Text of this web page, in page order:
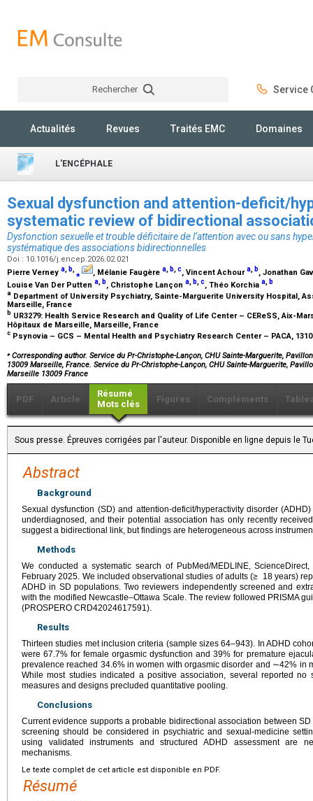
Rechercher Service
Actualités Revues Traités EMC Domaines
L'ENCÉPHALE
Sexual dysfunction and attention-deficit/
systematic review of bidirectional
Dysfonction sexuelle et trouble déficitaire de l’attention avec ou sans
systématique des associations bidirectionnelles
Doi : 10.1016/j.encep.2026.02.021
Pierre Verney a, b,⁎ , Mélanie Faugère a, b,c, Vincent Achoura, b, Jonathan
Louise Van Der Putten a b, Christophe Lançon a b c, Théo Korchia a b
a Department of University Psychiatry, Sainte-Marguerite University Hospital,
Marseille, France
b UR3279: Health Service Research and Quality of Life Center – CEReSS, Aix-
Hôpitaux de Marseille, Marseille, France
c Psynovia – GCS – Mental Health and Psychiatry Research Center – PACA,
⁎Corresponding author. Service du Pr-Christophe-Lançon, CHU Sainte-Marguerite,
13009 Marseille, France. Service du Pr-Christophe-Lançon, CHU Sainte-Marguerite,
Marseille 13009 France
PDF Article
Résumé
Mots clés
Figures Compléments
Sous presse. Épreuves corrigées par l'auteur. Disponible en ligne depuis le
Abstract
Background
Sexual dysfunction (SD) and attention-deficit/hyperactivity disorder
underdiagnosed, and their potential association has only recently
suggest a bidirectional link, but findings are heterogeneous across
Methods
We conducted a systematic search of PubMed/MEDLINE,
February 2025. We included observational studies of adults (≥ 18 years)
ADHD in SD populations. Two reviewers independently screened and
with the modified Newcastle–Ottawa Scale. The review followed PRISMA
(PROSPERO CRD42024617591).
Results
Thirteen studies met inclusion criteria (sample sizes 64–943). In ADHD
were 67.7% for female orgasmic dysfunction and 39% for premature
prevalence reached 34.6% in women with orgasmic disorder and ∼42% in
While most studies indicated a positive association, several reported no
measures and designs precluded quantitative pooling.
Conclusions
Current evidence supports a probable bidirectional association between
screening should be considered in psychiatric and sexual-medicine
using validated instruments and structured ADHD assessment are
mechanisms.
Le texte complet de cet article est disponible en PDF.
Résumé